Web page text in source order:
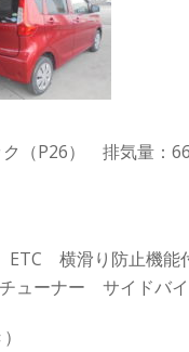
（P26） 排気量：
横滑り防止機
ューナー サイドバ